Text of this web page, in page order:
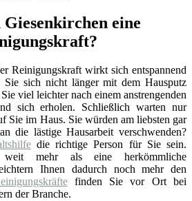
eine
Reinigungskraft wirkt sich entspannend
sich nicht länger mit dem Hausputz
viel leichter nach einem anstrengenden
sich erholen. Schließlich warten nur
Sie im Haus. Sie würden am liebsten gar
die lästige Hausarbeit verschwenden?
die richtige Person für Sie sein.
mehr als eine herkömmliche
Ihnen dadurch noch mehr den
finden Sie vor Ort bei
der Branche.